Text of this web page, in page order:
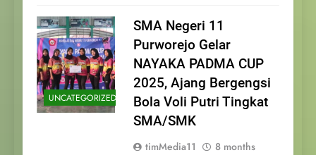
UNCATEGORIZED
SMA Negeri 11
Purworejo Gelar
NAYAKA PADMA CUP
2025, Ajang Bergengsi
Bola Voli Putri Tingkat
SMA/SMK
timMedia11
8 months